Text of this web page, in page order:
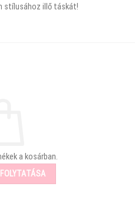
stílusához illő táskát!
a kosárban.